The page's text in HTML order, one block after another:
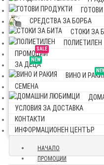
СРЕДСТВА ЗА БОРБА
СТОКИ ЗА
ПОЛИЕТИЛЕН
SALE
ПРОМОЦИИ
NEW
ЗА ДЕЦА
ВИНО И
СЕМЕНА
УСЛОВИЯ ЗА ДОСТАВКА
КОНТАКТИ
ИНФОРМАЦИОНЕН ЦЕНТЪР
НАЧАЛО
ПРОМОЦИИ